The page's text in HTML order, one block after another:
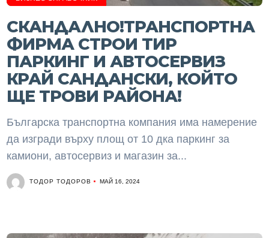
СКАНДАЛНО!ТРАНСПОРТНА
ФИРМА СТРОИ ТИР
ПАРКИНГ И АВТОСЕРВИЗ
КРАЙ САНДАНСКИ, КОЙТО
ЩЕ ТРОВИ РАЙОНА!
Българска транспортна компания има намерение
да изгради върху площ от 10 дка паркинг за
камиони, автосервиз и магазин за...
ТОДОР ТОДОРОВ МАЙ 16, 2024